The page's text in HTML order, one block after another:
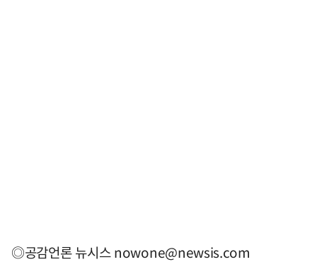
◎공감언론 뉴시스nowone@newsis.com